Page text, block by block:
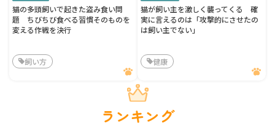
猫の多頭飼いで起きた盗み食い問
題 ちびちび食べる習慣そのものを
変える作戦を決行
飼い方
猫が飼い主を激しく襲ってくる 確
実に言えるのは「攻撃的にさせたの
は飼い主でない」
健康
ランキング